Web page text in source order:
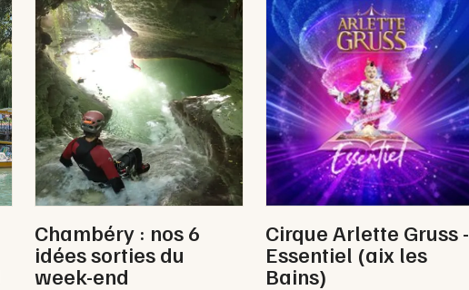
Chambéry : nos 6
idées sorties du
week-end
Cirque Arlette Gruss -
Essentiel (aix les
Bains)